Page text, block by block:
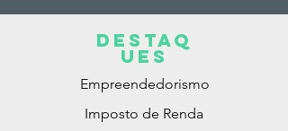
DESTAq
ues
Empreendedorismo
Imposto de Renda